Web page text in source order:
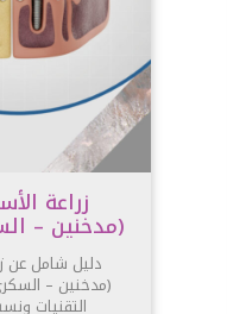
زراعة
(مدخنين –
دليل شامل عن
(مدخنين –
التقنيات